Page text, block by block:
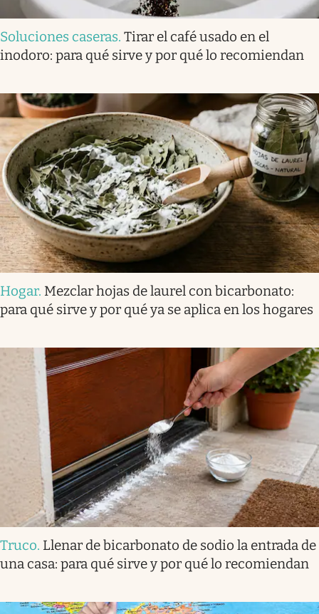
Soluciones caseras. Tirar el café usado en el
inodoro: para qué sirve y por qué lo recomiendan
Hogar. Mezclar hojas de laurel con bicarbonato:
para qué sirve y por qué ya se aplica en los hogares
Truco. Llenar de bicarbonato de sodio la entrada de
una casa: para qué sirve y por qué lo recomiendan